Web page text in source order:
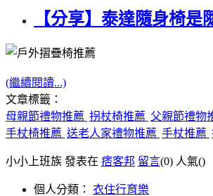
【分享】泰達隨身椅
(繼續閱讀...)
文章標籤：
母親節禮物推薦 拐杖椅推薦 父親節禮物
手杖椅推薦 送老人家禮物推薦 手杖推薦
小小上班族 發表在 痞客邦 留言(0) 人氣()
個人分類： 衣住行育樂